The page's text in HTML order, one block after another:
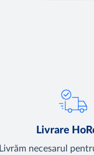
Livrare
Livrăm necesarul